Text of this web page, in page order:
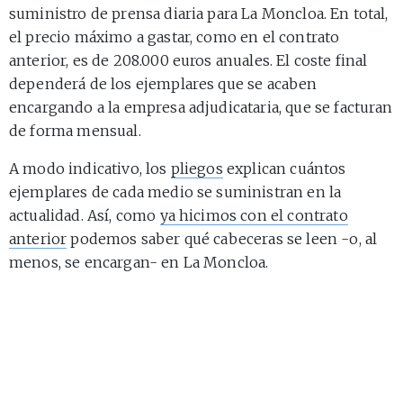
suministro de prensa diaria para La Moncloa. En total,
el precio máximo a gastar, como en el contrato
anterior, es de 208.000 euros anuales. El coste final
dependerá de los ejemplares que se acaben
encargando a la empresa adjudicataria, que se facturan
de forma mensual.
A modo indicativo, los pliegos explican cuántos
ejemplares de cada medio se suministran en la
actualidad. Así, como ya hicimos con el contrato
anterior podemos saber qué cabeceras se leen -o, al
menos, se encargan- en La Moncloa.